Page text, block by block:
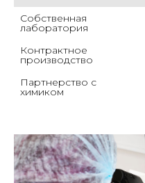
Собственная
лаборатория
Контрактное
производство
Партнерство с
химиком